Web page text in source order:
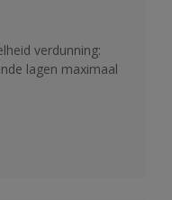
verdunning:
lagen maximaal